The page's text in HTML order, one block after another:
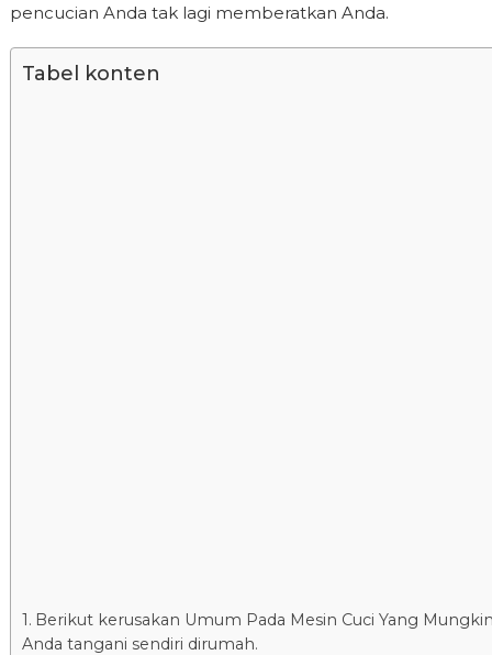
pencucian Anda tak lagi memberatkan Anda.
Tabel konten
Berikut kerusakan Umum Pada Mesin Cuci Yang
Anda tangani sendiri dirumah.